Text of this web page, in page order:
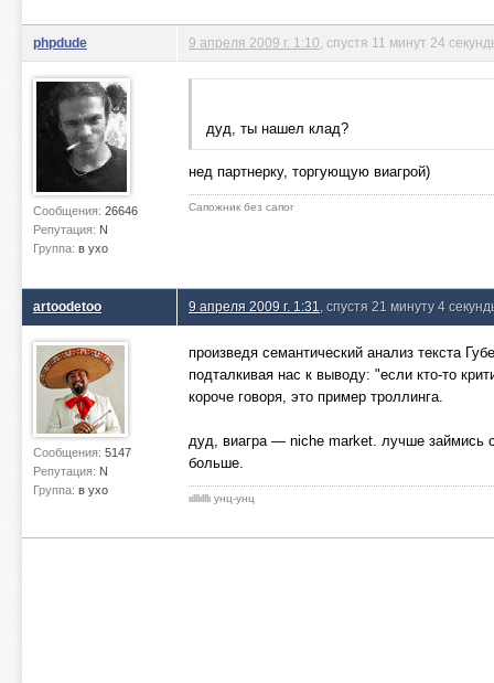
phpdude
Сообщения: 26646
Репутация: N
Группа: в ухо
9 апреля 2009 г. 1:10 , спустя 11 минут 24
дуд, ты нашел клад?
нед партнерку, торгующую виагрой)
Сапожник без сапог
artoodetoo
Сообщения: 5147
Репутация: N
Группа: в ухо
9 апреля 2009 г. 1:31 , спустя 21 минуту 4
произведя семантический анализ текста
подталкивая нас к выводу: "если кто-то
короче говоря, это пример троллинга.
дуд, виагра — niche market. лучше займись
больше.
ιιlllιlllι унц-унц